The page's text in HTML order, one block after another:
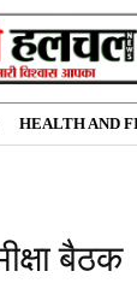
HEALTH AND
बैठक